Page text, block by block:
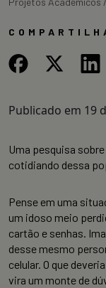
Publicado em 19
Uma pesquisa
cotidiando dessa
Pense em uma
um idoso meio
cartão e senhas.
desse mesmo
celular. O que
vira um monte de